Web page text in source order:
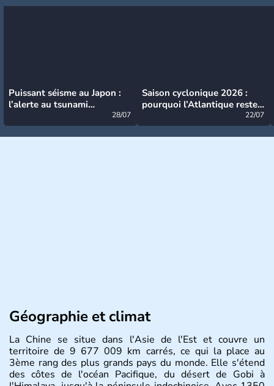
Puissant séisme au Japon :
l’alerte au tsunami
28/07
Saison cyclonique 2026 :
pourquoi l’Atlantique reste
22/07
Géographie et climat
La Chine se situe dans l'Asie de l'Est et couvre un
territoire de 9 677 009 km carrés, ce qui la place au
3ème rang des plus grands pays du monde. Elle s'étend
des côtes de l'océan Pacifique, du désert de Gobi à